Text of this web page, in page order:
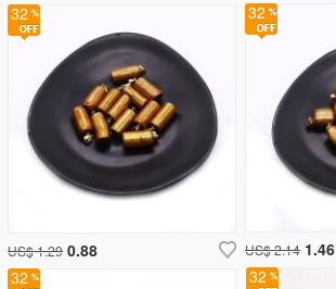
32
32
32
US$ 1.29 0.88
32
US$ 2.14 1.46